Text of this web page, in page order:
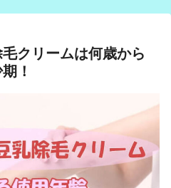
クリームは何歳から
！